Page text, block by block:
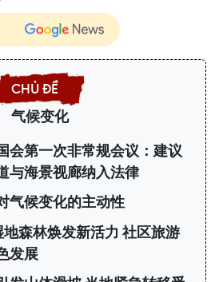
气候变化
会第一次非常规会议：建议
与海景视廊纳入法律
气候变化的主动性
地森林焕发新活力 社区旅游
发展